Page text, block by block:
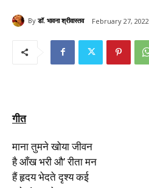
By डॉ. भावना श्रीवास्तव February 27, 2022
गीत
माना तुमने खोया जीवन
है आँख भरी औ’ रीता मन
हैं हृदय भेदते दृश्य कई